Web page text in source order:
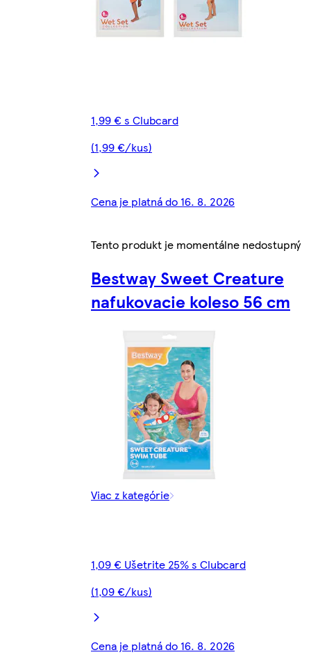
1,99 € s Clubcard
(1,99 €/kus)
Cena je platná do 16. 8. 2026
Tento produkt je momentálne nedostupný
Bestway Sweet Creature
nafukovacie koleso 56 cm
Viac z kategórie
1,09 € Ušetrite 25% s Clubcard
(1,09 €/kus)
Cena je platná do 16. 8. 2026